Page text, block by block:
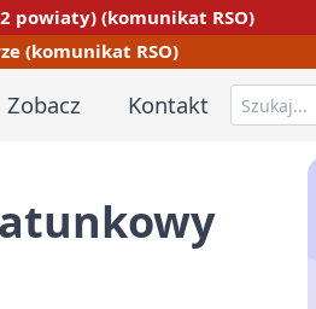
powiaty) (komunikat RSO)
(komunikat RSO)
Zobacz Kontakt